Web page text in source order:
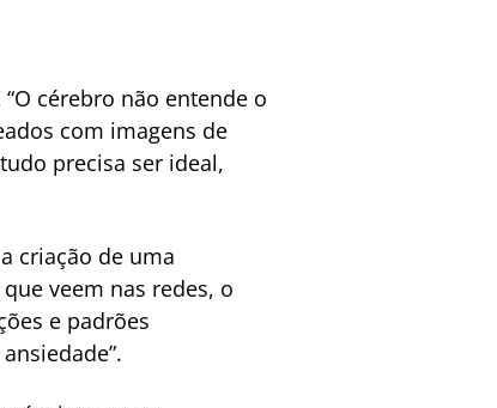
cérebro não entende o
com imagens de
precisa ser ideal,
criação de uma
veem nas redes, o
e padrões